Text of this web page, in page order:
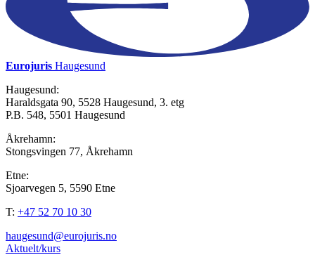
Eurojuris Haugesund
Haugesund:
Haraldsgata 90, 5528 Haugesund, 3. etg
P.B. 548, 5501 Haugesund
Åkrehamn:
Stongsvingen 77, Åkrehamn
Etne:
Sjoarvegen 5, 5590 Etne
T: +47 52 70 10 30
haugesund@eurojuris.no
Aktuelt/kurs